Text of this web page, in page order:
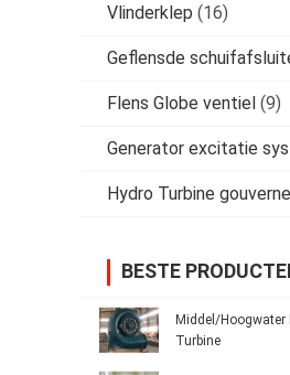
Vlinderklep (16)
Geflensde
Flens Globe ventiel (9)
Generator excitatie
Hydro Turbine
BESTE
Middel/
Turbine